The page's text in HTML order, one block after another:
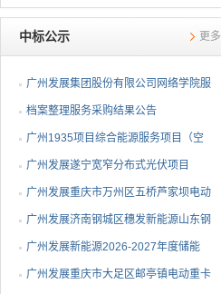
埋地燃气闸阀采购项目...
中标公示 更多
广州发展集团股份有限公司网络学院服
务采购结果公告
档案整理服务采购结果公告
广州1935项目综合能源服务项目（空
调系统部分）EPC总承包...
广州发展遂宁宽窄分布式光伏项目
EPC总承包中标公告
广州发展重庆市万州区五桥芦家坝电动
重卡充电站一期项目E...
广州发展济南钢城区穗发新能源山东钢
铁股份有限公司分布式...
广州发展新能源2026-2027年度储能
EMS设备ODM代工采购中标公告
广州发展重庆市大足区邮亭镇电动重卡